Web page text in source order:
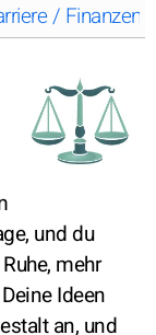
/ Finanzen
und du
mehr
Ideen
an, und